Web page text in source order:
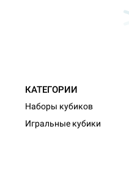
КАТЕГОРИИ
Наборы кубиков
Игральные кубики